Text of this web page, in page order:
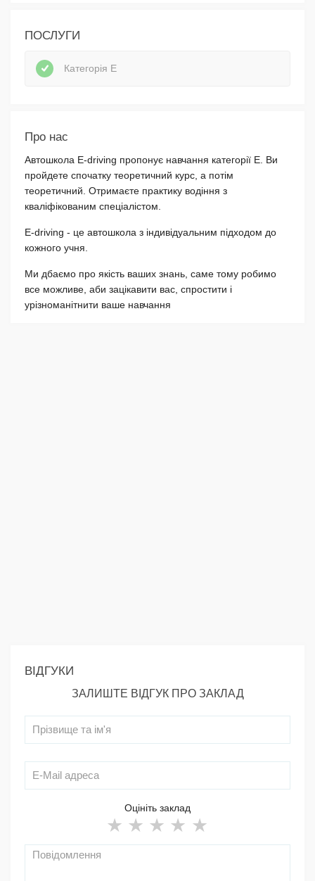
ПОСЛУГИ
Категорія E
Про нас
Автошкола E-driving пропонує навчання категорії Е. Ви
пройдете спочатку теоретичний курс, а потім
теоретичний. Отримаєте практику водіння з
кваліфікованим спеціалістом.
E-driving - це автошкола з індивідуальним підходом до
кожного учня.
Ми дбаємо про якість ваших знань, саме тому робимо
все можливе, аби зацікавити вас, спростити і
урізноманітнити ваше навчання
ВІДГУКИ
ЗАЛИШТЕ ВІДГУК ПРО ЗАКЛАД
Оцініть заклад